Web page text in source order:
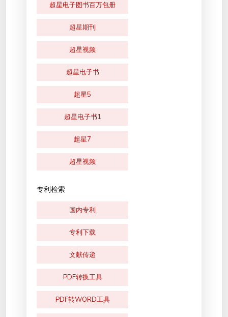
超星电子图书百万包册
超星期刊
超星视频
超星电子书
超星5
超星电子书1
超星7
超星视频
专利检索
国内专利
专利下载
文献传递
PDF转换工具
PDF转WORD工具